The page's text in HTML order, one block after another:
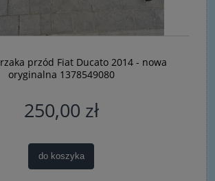
przód Fiat Ducato 2014 - nowa
oryginalna 1378549080
250,00 zł
do koszyka